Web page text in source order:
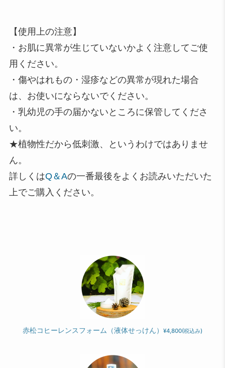
【使用上の注意】
・お肌に異常が生じていないかよく注意してご使
用ください。
・傷やはれもの・湿疹などの異常が現れた場合
は、お使いにならないでください。
・乳幼児の手の届かないところに保管してくださ
い。
★植物性だから低刺激、というわけではありませ
ん。
詳しくはQ＆Aの一番最後をよくお読みいただいた
上でご購入ください。
赤松コヒーレンスフォーム（液体せっけん） ¥4,800(税込み)